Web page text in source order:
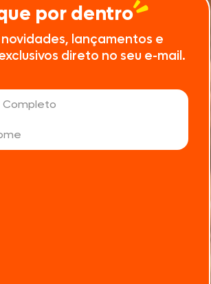
por dentro
lançamentos e
direto no seu e-mail.
Completo